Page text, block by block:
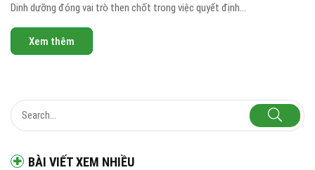
BÀI VIẾT XEM NHIỀU
Dinh dưỡng đóng vai trò then chốt trong việc quyết định...
Xem thêm